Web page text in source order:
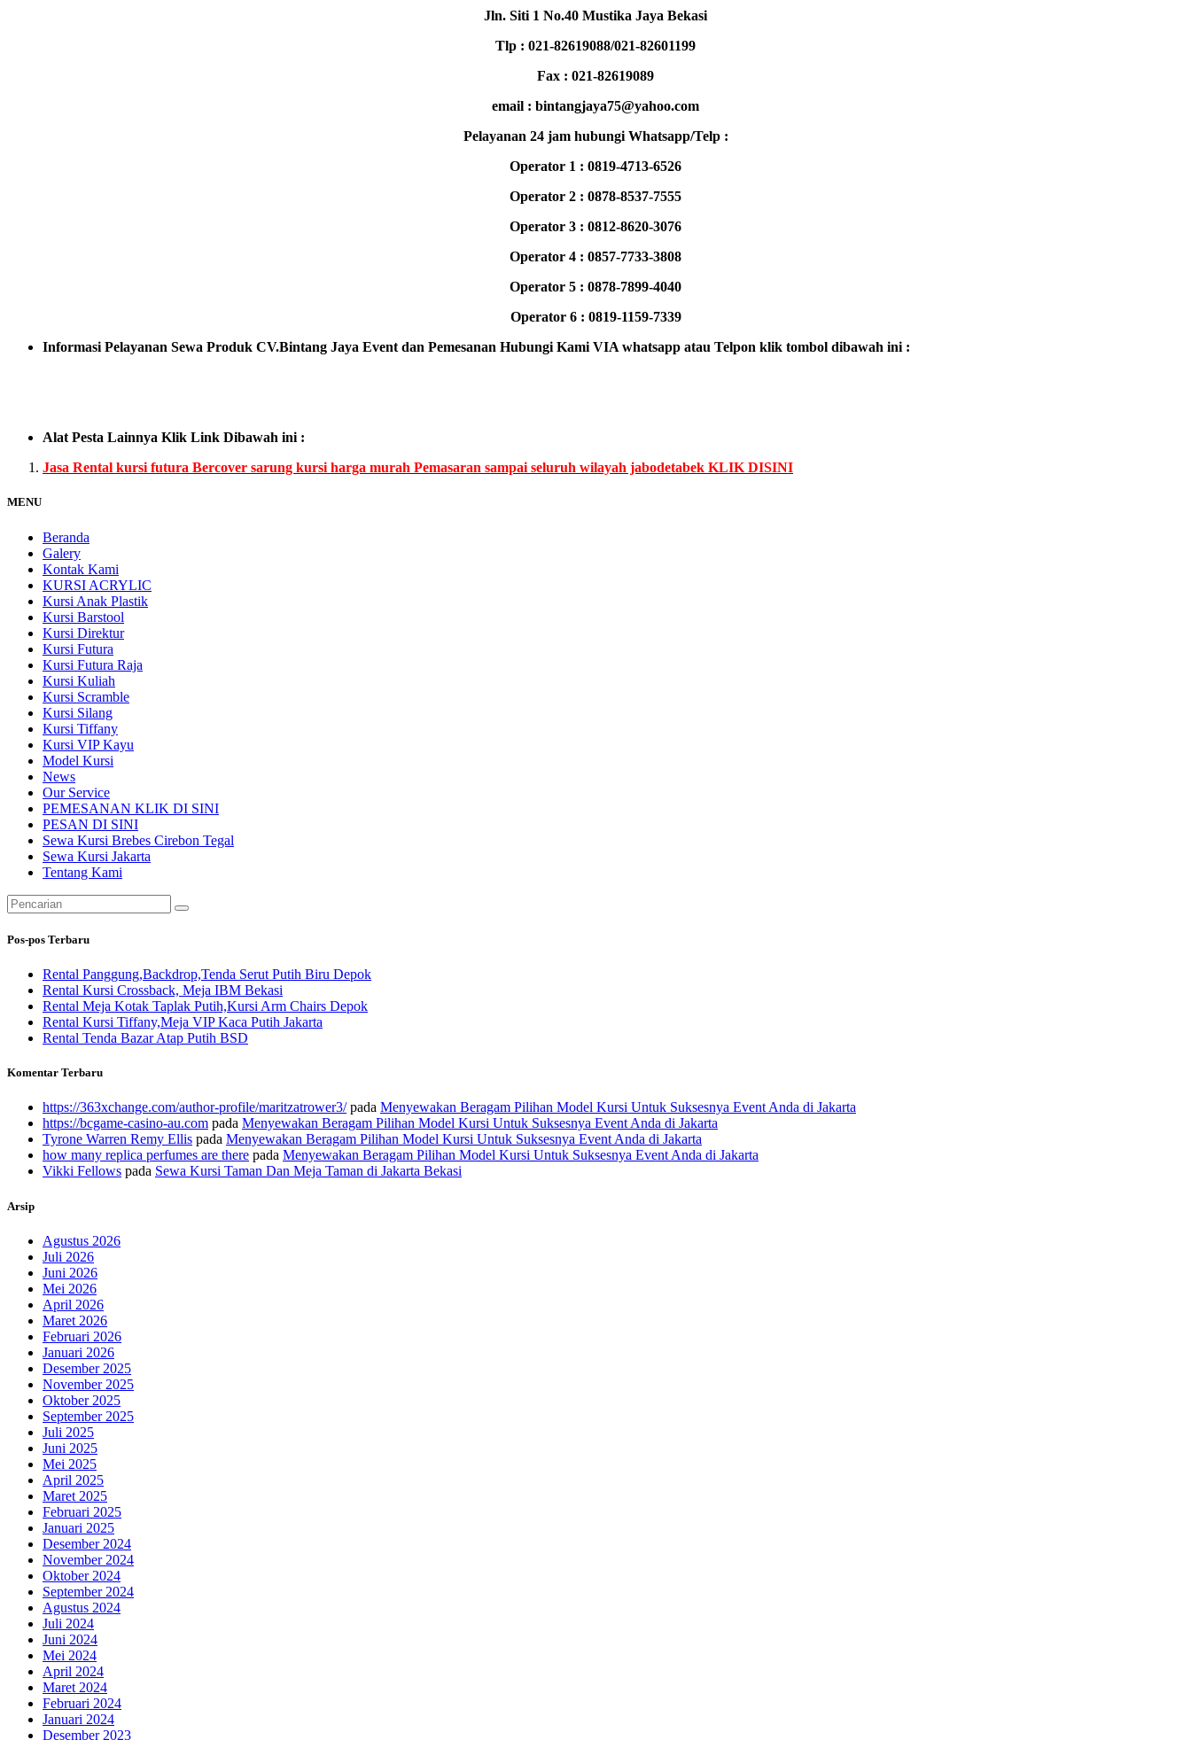
Jln. Siti 1 No.40 Mustika Jaya Bekasi
Tlp : 021-82619088/021-82601199
Fax : 021-82619089
email : bintangjaya75@yahoo.com
Pelayanan 24 jam hubungi Whatsapp/Telp :
Operator 1 : 0819-4713-6526
Operator 2 : 0878-8537-7555
Operator 3 : 0812-8620-3076
Operator 4 : 0857-7733-3808
Operator 5 : 0878-7899-4040
Operator 6 : 0819-1159-7339
Informasi Pelayanan Sewa Produk CV.Bintang Jaya Event dan Pemesanan Hubungi Kami VIA whatsapp atau Telpon klik tombol dibawah ini :
Alat Pesta Lainnya Klik Link Dibawah ini :
Jasa Rental kursi futura Bercover sarung kursi harga murah Pemasaran sampai seluruh wilayah jabodetabek KLIK DISINI
MENU
Beranda
Galery
Kontak Kami
KURSI ACRYLIC
Kursi Anak Plastik
Kursi Barstool
Kursi Direktur
Kursi Futura
Kursi Futura Raja
Kursi Kuliah
Kursi Scramble
Kursi Silang
Kursi Tiffany
Kursi VIP Kayu
Model Kursi
News
Our Service
PEMESANAN KLIK DI SINI
PESAN DI SINI
Sewa Kursi Brebes Cirebon Tegal
Sewa Kursi Jakarta
Tentang Kami
Pencarian
untuk:
Pos-pos Terbaru
Rental Panggung,Backdrop,Tenda Serut Putih Biru Depok
Rental Kursi Crossback, Meja IBM Bekasi
Rental Meja Kotak Taplak Putih,Kursi Arm Chairs Depok
Rental Kursi Tiffany,Meja VIP Kaca Putih Jakarta
Rental Tenda Bazar Atap Putih BSD
Komentar Terbaru
https://363xchange.com/author-profile/maritzatrower3/pada Menyewakan Beragam Pilihan Model Kursi Untuk Suksesnya Event Anda di Jakarta
https://bcgame-casino-au.com pada Menyewakan Beragam Pilihan Model Kursi Untuk Suksesnya Event Anda di Jakarta
Tyrone Warren Remy Ellis pada Menyewakan Beragam Pilihan Model Kursi Untuk Suksesnya Event Anda di Jakarta
how many replica perfumes are there pada Menyewakan Beragam Pilihan Model Kursi Untuk Suksesnya Event Anda di Jakarta
Vikki Fellows pada Sewa Kursi Taman Dan Meja Taman di Jakarta Bekasi
Arsip
Agustus 2026
Juli 2026
Juni 2026
Mei 2026
April 2026
Maret 2026
Februari 2026
Januari 2026
Desember 2025
November 2025
Oktober 2025
September 2025
Juli 2025
Juni 2025
Mei 2025
April 2025
Maret 2025
Februari 2025
Januari 2025
Desember 2024
November 2024
Oktober 2024
September 2024
Agustus 2024
Juli 2024
Juni 2024
Mei 2024
April 2024
Maret 2024
Februari 2024
Januari 2024
Desember 2023